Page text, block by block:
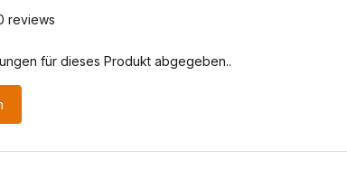
reviews
für dieses Produkt abgegeben..